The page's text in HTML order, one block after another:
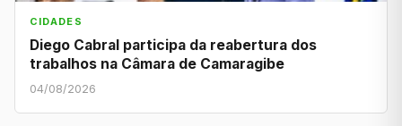
CIDADES
Diego Cabral participa da reabertura dos
trabalhos na Câmara de Camaragibe
04/08/2026